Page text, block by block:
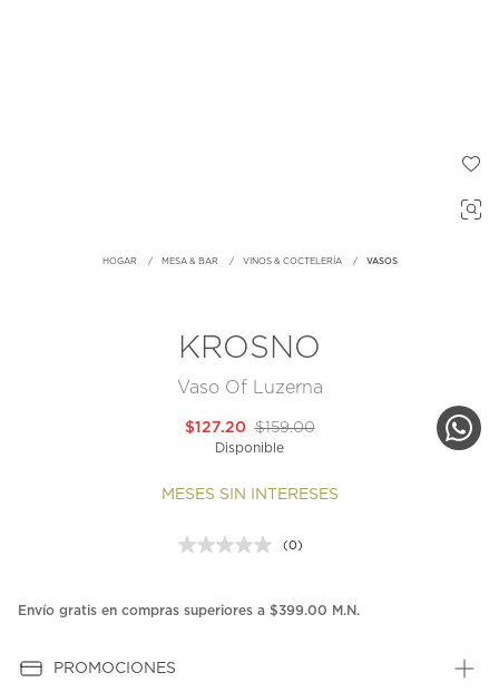
HOGAR MESA & BAR VINOS & COCTELERÍA VASOS
KROSNO
Vaso Of Luzerna
$159.00
$127.20
Disponible
MESES SIN INTERESES
Sin
en
(0)
Envío gratis en compras superiores a $399.00 M.N.
PROMOCIONES